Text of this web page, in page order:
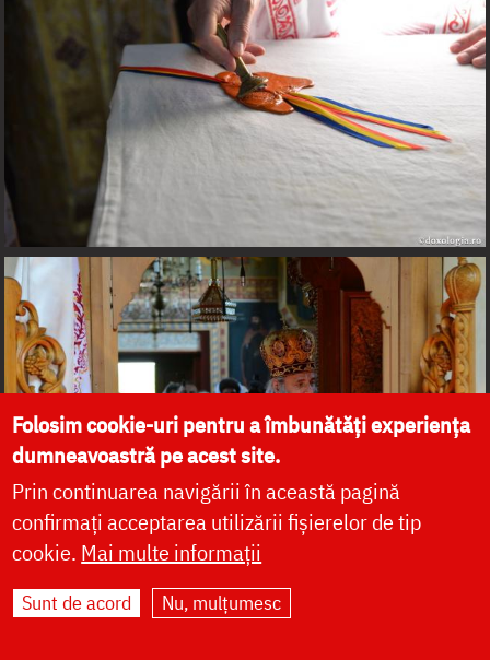
Folosim cookie-uri pentru a îmbunătăți experiența
dumneavoastră pe acest site.
Prin continuarea navigării în această pagină
confirmați acceptarea utilizării fișierelor de tip
cookie. Mai multe informații
Sunt de acord Nu, mulțumesc